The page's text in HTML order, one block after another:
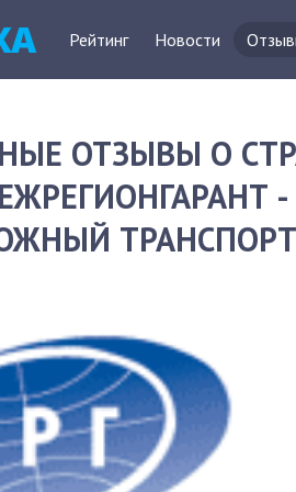
Рейтинг Новости
ОТЗЫВЫ О
-
ТРАНСПОРТ